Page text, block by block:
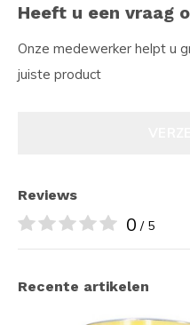
Heeft u een vraag
Onze medewerker helpt u
juiste product
Reviews
0 / 5
Recente artikelen